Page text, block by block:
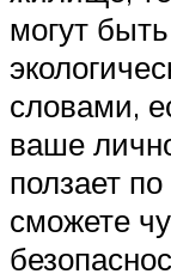
могут
словами,
ваше
ползает
сможете